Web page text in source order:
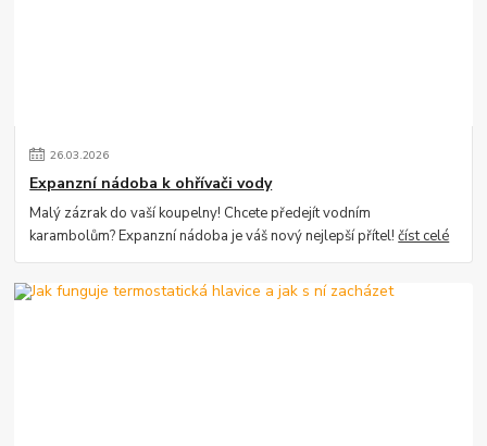
26.03.2026
Expanzní nádoba k ohřívači vody
Malý zázrak do vaší koupelny! Chcete předejít vodním
karambolům? Expanzní nádoba je váš nový nejlepší přítel!číst celé